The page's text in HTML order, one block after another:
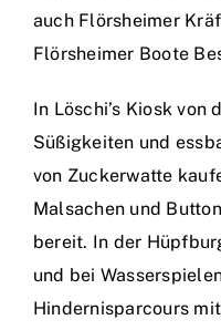
auch Flörsheimer
Flörsheimer Boote
In Löschi’s Kiosk von
Süßigkeiten und
von Zuckerwatte
Malsachen und
bereit. In der
und bei
Hindernisparcours